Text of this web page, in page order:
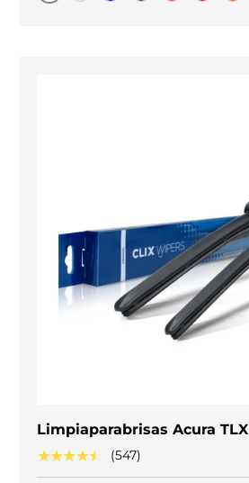
Original
Limpiaparabrisas Acura TLX
★★★★★ (547)